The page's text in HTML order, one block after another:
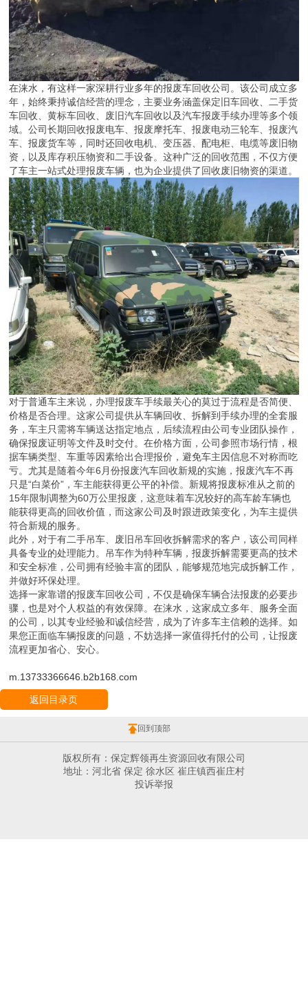
在涞水，有这样一家深耕行业多年的报废车回收公司。该公司成立多
年，始终秉持诚信经营的理念，主要业务涵盖保定旧车回收、二手货
车回收、黄标车回收、废旧汽车回收以及汽车报废手续办理等多个领
域。公司长期回收报废电车、报废摩托车、报废电动三轮车、报废汽
车、报废货车等，同时还回收电机、变压器、配电柜、电缆等废旧物
资，以及库存积压物资和二手设备。这种广泛的回收范围，不仅方便
了车主一站式处理报废车辆，也为企业提供了回收废旧物资的渠道。
对于普通车主来说，办理报废车手续最关心的莫过于流程是否简便、
价格是否合理。这家公司提供从车辆回收、拆解到手续办理的全套服
务，车主只需将车辆送达指定地点，后续流程由公司专业团队操作，
确保报废证明等文件及时交付。在价格方面，公司参照市场行情，根
据车辆类型、车重等因素给出合理报价，避免车主因信息不对称而吃
亏。尤其是随着今年6月份报废汽车回收新规的实施，报废汽车不再
只是“白菜价”，车主能获得更公平的补偿。新规将报废标准从之前的
15年限制调整为60万公里报废，这意味着车况较好的高车龄车辆也
能获得更高的回收价值，而这家公司及时跟进政策变化，为车主提供
符合新规的服务。
此外，对于有二手吊车、废旧吊车回收拆解需求的客户，该公司同样
具备专业的处理能力。吊车作为特种车辆，报废拆解需要更高的技术
和安全标准，公司拥有经验丰富的团队，能够规范地完成拆解工作，
并做好环保处理。
选择一家靠谱的报废车回收公司，不仅是确保车辆合法报废的必要步
骤，也是对个人权益的有效保障。在涞水，这家成立多年、服务全面
的公司，以其专业经验和诚信经营，成为了许多车主信赖的选择。如
果您正面临车辆报废的问题，不妨选择一家值得托付的公司，让报废
流程更加省心、安心。
m.13733366646.b2b168.com
返回目录页
回到顶部
版权所有：保定辉领再生资源回收有限公司
地址：河北省 保定 徐水区 崔庄镇西崔庄村
投诉举报